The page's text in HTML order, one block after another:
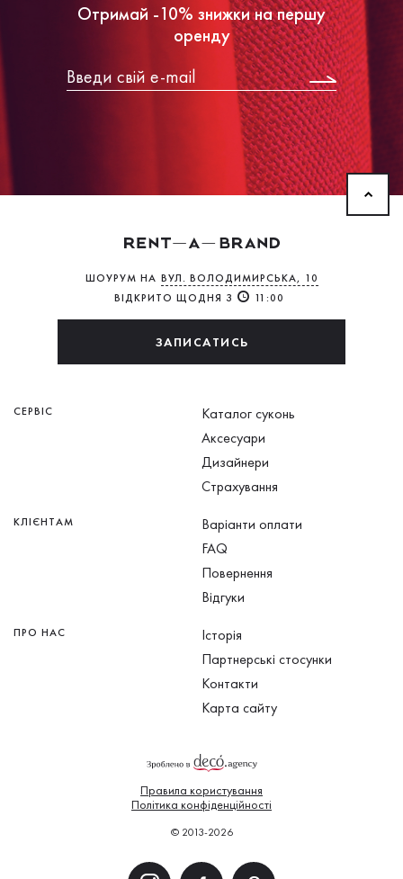
Отримай -10% знижки на першу
оренду
ШОУРУМ НА ВУЛ. ВОЛОДИМИРСЬКА, 10
ВІДКРИТО ЩОДНЯ З
11:00
ЗАПИСАТИСЬ
СЕРВІС
Каталог суконь
Аксесуари
Дизайнери
Страхування
КЛІЄНТАМ
Варіанти оплати
FAQ
Повернення
Відгуки
ПРО НАС
Історія
Партнерські стосунки
Контакти
Карта сайту
Правила користування
Політика конфіденційності
© 2013-2026